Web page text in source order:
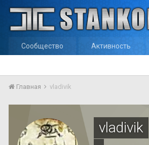
Сообщество Активность
Главная vladivik
vladivik